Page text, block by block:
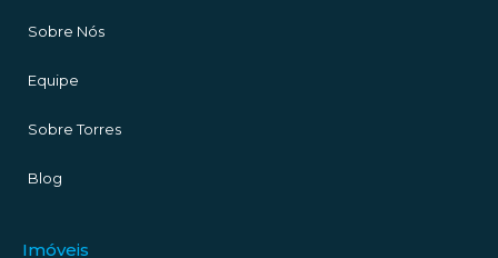
Sobre Nós
Equipe
Sobre Torres
Blog
Imóveis